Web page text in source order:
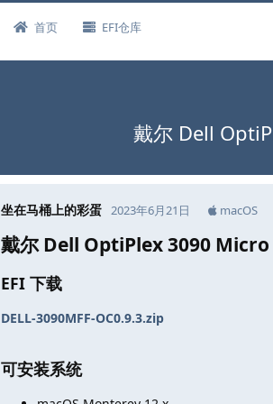
首页 EFI仓库
戴尔 Dell
坐在马桶上的彩蛋 2023年6月21日 macOS
戴尔 Dell OptiPlex 3090 Micro
EFI 下载
DELL-3090MFF-OC0.9.3.zip
可安装系统